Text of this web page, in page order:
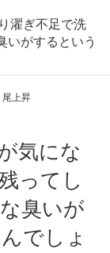
濯ぎ不足で洗
いがするという
尾上昇
ってし
臭いが
でしょ